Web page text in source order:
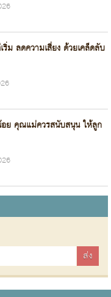
ม ลดความเสี่ยง ด้วยเคล็ดลับ
ย คุณแม่ควรสนับสนุน ให้ลูก